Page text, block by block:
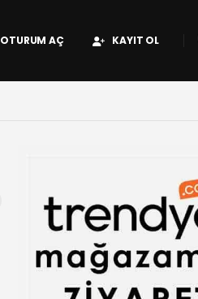
OTURUM AÇ KAYIT OL